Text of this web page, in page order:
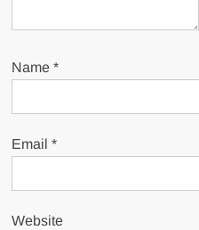
Name*
Email*
Website